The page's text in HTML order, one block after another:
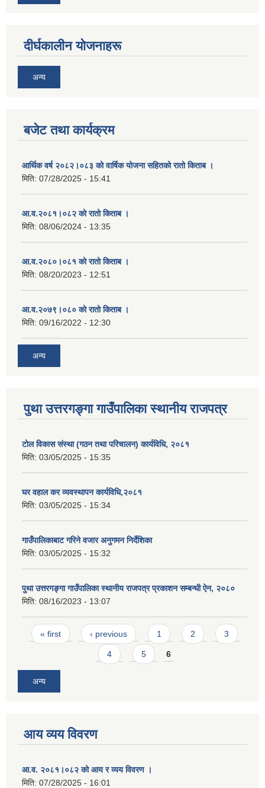
दीर्घकालीन योजनाहरू
अन्य
बजेट तथा कार्यक्रम
आर्थिक वर्ष २०८२।०८३ को वार्षिक योजना सहितको रातो किताब ।
मिति: 07/28/2025 - 15:41
आ.व.२०८१।०८२ को रातो किताब ।
मिति: 08/06/2024 - 13:35
आ.व.२०८०।०८१ को रातो किताब ।
मिति: 08/20/2023 - 12:51
आ.व.२०७९।०८० को रातो किताब ।
मिति: 09/16/2022 - 12:30
अन्य
पुथा उत्तरगङ्गा गाउँपालिका स्थानीय राजपत्र
टोल विकास संस्था (गठन तथा परिचालन) कार्यविधि, २०८१
मिति: 03/05/2025 - 15:35
घर वहाल कर व्यवस्थापन कार्यविधि,२०८१
मिति: 03/05/2025 - 15:34
गाउँपालिकाबाट गरिने वजार अनुगमन निर्देशिका
मिति: 03/05/2025 - 15:32
पुथा उत्तरगङ्गा गाउँपालिका स्थानीय राजपत्र प्रकाशन सम्बन्धी ऐन, २०८०
मिति: 08/16/2023 - 13:07
Pages
« first ‹ previous 1 2 3
4 5 6
अन्य
आय व्यय विवरण
आ.व. २०८१।०८२ को आय र व्यय विवरण ।
मिति: 07/28/2025 - 16:01